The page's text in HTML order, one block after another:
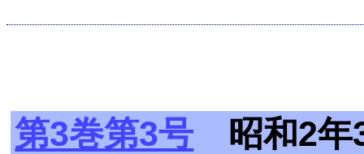
第3巻第3号 昭和2年